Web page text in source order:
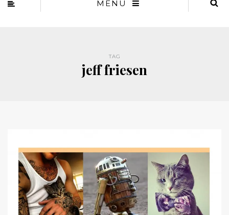
MENU
TAG
jeff friesen